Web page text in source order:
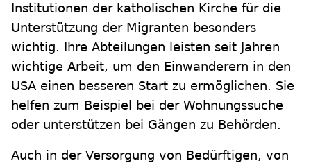
Institutionen der katholischen Kirche für die
Unterstützung der Migranten besonders
wichtig. Ihre Abteilungen leisten seit Jahren
wichtige Arbeit, um den Einwanderern in den
USA einen besseren Start zu ermöglichen. Sie
helfen zum Beispiel bei der Wohnungssuche
oder unterstützen bei Gängen zu Behörden.
Auch in der Versorgung von Bedürftigen, von